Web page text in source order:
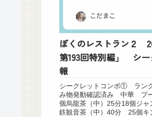
ぼくのレストラン２
第193回特別編」 シ
報
シークレットコンボ① ラン
み物発動確認済み 中華 プ
個烏龍茶（中）25分18個ジ
鉄観音茶（中）40分 25個キ